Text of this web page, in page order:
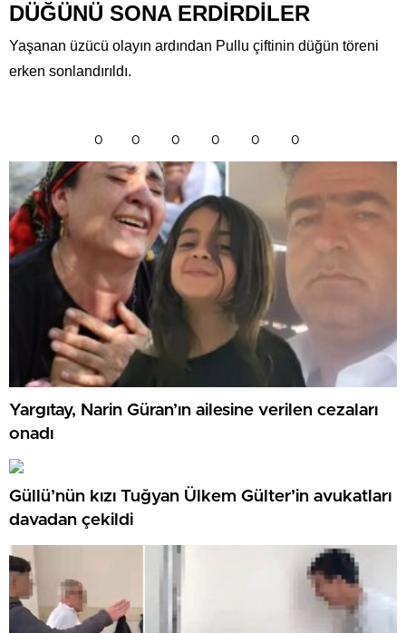
DÜĞÜNÜ SONA ERDİRDİLER
Yaşanan üzücü olayın ardından Pullu çiftinin düğün töreni
erken sonlandırıldı.
0 0 0 0 0 0
Yargıtay, Narin Güran’ın ailesine verilen cezaları
onadı
Güllü’nün kızı Tuğyan Ülkem Gülter’in avukatları
davadan çekildi